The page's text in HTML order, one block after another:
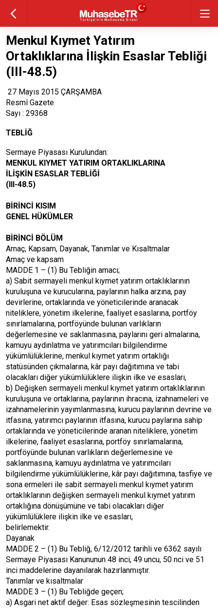
Menkul Kıymet Yatırım
Ortaklıklarına İlişkin Esaslar Tebliği
(III-48.5)
27 Mayıs 2015 ÇARŞAMBA
Resmî Gazete
Sayı : 29368
TEBLİĞ
Sermaye Piyasası Kurulundan:
MENKUL KIYMET YATIRIM ORTAKLIKLARINA
İLİŞKİN ESASLAR TEBLİĞİ
(III-48.5)
BİRİNCİ KISIM
GENEL HÜKÜMLER
BİRİNCİ BÖLÜM
Amaç, Kapsam, Dayanak, Tanımlar ve Kısaltmalar
Amaç ve kapsam
MADDE 1 – (1) Bu Tebliğin amacı;
a) Sabit sermayeli menkul kıymet yatırım ortaklıklarının
kuruluşuna ve kurucularına, paylarının halka arzına, pay
devirlerine, ortaklarında ve yöneticilerinde aranacak
niteliklere, yönetim ilkelerine, faaliyet esaslarına, portföy
sınırlamalarına, portföyünde bulunan varlıkların
değerlemesine ve saklanmasına, paylarını geri almalarına,
kamuyu aydınlatma ve yatırımcıları bilgilendirme
yükümlülüklerine, menkul kıymet yatırım ortaklığı
statüsünden çıkmalarına, kâr payı dağıtımına ve tabi
olacakları diğer yükümlülüklere ilişkin ilke ve esasları,
b) Değişken sermayeli menkul kıymet yatırım ortaklıklarının
kuruluşuna ve ortaklarına, paylarının ihracına, izahnameleri ve
izahnamelerinin yayımlanmasına, kurucu paylarının devrine ve
itfasına, yatırımcı paylarının itfasına, kurucu paylarına sahip
ortaklarında ve yöneticilerinde aranan niteliklere, yönetim
ilkelerine, faaliyet esaslarına, portföy sınırlamalarına,
portföyünde bulunan varlıkların değerlemesine ve
saklanmasına, kamuyu aydınlatma ve yatırımcıları
bilgilendirme yükümlülüklerine, kâr payı dağıtımına, tasfiye ve
sona ermeleri ile sabit sermayeli menkul kıymet yatırım
ortaklıklarının değişken sermayeli menkul kıymet yatırım
ortaklığına dönüşümüne ve tabi olacakları diğer
yükümlülüklere ilişkin ilke ve esasları,
belirlemektir.
Dayanak
MADDE 2 – (1) Bu Tebliğ, 6/12/2012 tarihli ve 6362 sayılı
Sermaye Piyasası Kanununun 48 inci, 49 uncu, 50 nci ve 51
inci maddelerine dayanılarak hazırlanmıştır.
Tanımlar ve kısaltmalar
MADDE 3 – (1) Bu Tebliğde geçen;
a) Asgari net aktif değer: Esas sözleşmesinin tescilinden